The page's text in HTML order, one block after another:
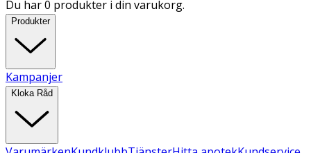
Du har 0 produkter i din varukorg.
Produkter
Kampanjer
Kloka Råd